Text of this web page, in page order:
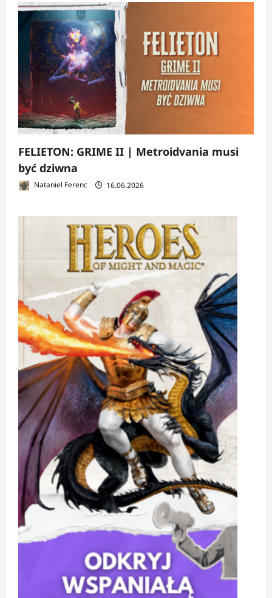
FELIETON: GRIME II | Metroidvania musi
być dziwna
Nataniel Ferenc 16.06.2026